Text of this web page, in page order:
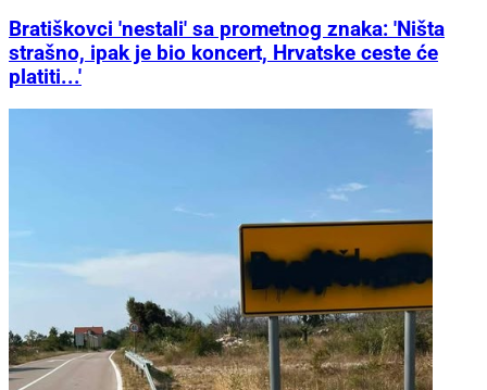
Bratiškovci 'nestali' sa prometnog znaka: 'Ništa
strašno, ipak je bio koncert, Hrvatske ceste će
platiti...'